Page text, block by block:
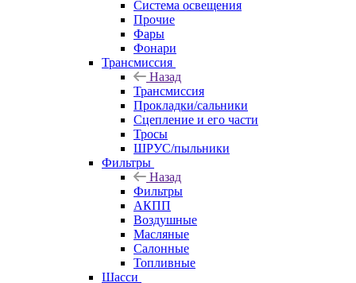
Система освещения
Прочие
Фары
Фонари
Трансмиссия
Назад
Трансмиссия
Прокладки/сальники
Сцепление и его части
Тросы
ШРУС/пыльники
Фильтры
Назад
Фильтры
АКПП
Воздушные
Масляные
Салонные
Топливные
Шасси